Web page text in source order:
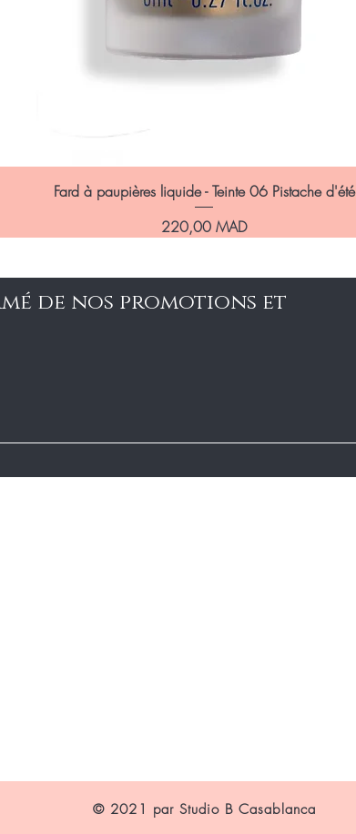
Fard à paupières liquide - Teinte 06 Pistache d'été
Prix
220,00 MAD
de nos promotions et
© 2021 par Studio B Casablanca